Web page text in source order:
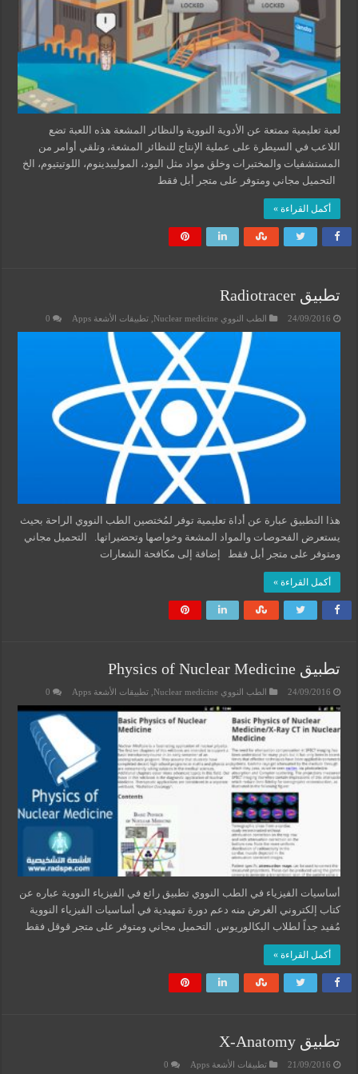
لعبة تعليمية ممتعة عن الأدوية النووية والنظائر المشعة هذه اللعبة تضع
اللاعب في السيطرة على عملية الإنتاج للنظائر المشعة، وتلقي أوامر من
المستشفيات والمختبرات وخلق مواد مثل اليود، الموليبدينوم، اللوتيتيوم، الخ
التحميل مجاني ومتوفر على متجر أبل فقط
أكمل القراءة »
تطبيق Radiotracer
24/09/2016 الطب النووي Nuclear medicine تطبيقات الأشعة Apps 0
هذا التطبيق عبارة عن أداة تعليمية توفر لمُختصين الطب النووي الراحة بحيث
يستعرض الفحوصات والمواد المشعة وخواصها وتحضيراتها. التحميل مجاني
ومتوفر على متجر أبل فقط إضافة إلى مكافحة الشعارات
أكمل القراءة »
تطبيق Physics of Nuclear Medicine
24/09/2016 الطب النووي Nuclear medicine تطبيقات الأشعة Apps 0
أساسيات الفيزياء في الطب النووي تطبيق رائع في الفيزياء النووية عباره عن
كتاب إلكتروني الغرض منه دعم دورة تمهيدية في أساسيات الفيزياء النووية
مُفيد جداً لطلاب البكالوريوس. التحميل مجاني ومتوفر على متجر قوقل فقط
أكمل القراءة »
تطبيق X-Anatomy
21/09/2016 تطبيقات الأشعة Apps 0